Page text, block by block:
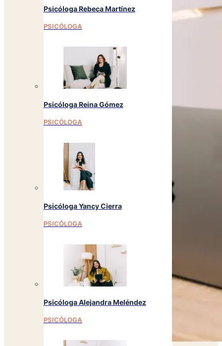
Psicóloga Rebeca Martínez
PSICÓLOGA
Psicóloga Reina Gómez
PSICÓLOGA
Psicóloga Yancy Cierra
PSICÓLOGA
Psicóloga Alejandra Meléndez
PSICÓLOGA